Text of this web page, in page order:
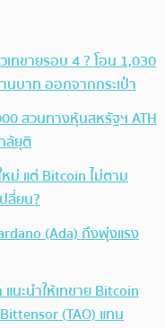
ทขายรอบ 4 ? โอน 1,030
นบาท ออกจากกระเป๋า
สวนทางหุ้นสหรัฐฯ ATH
ล้ยุติ
ม่ แต่ Bitcoin ไม่ตาม
ลี่ยน?
(Ada) ถึงพุ่งแรง
นะนำให้เทขาย Bitcoin
(TAO) แทน